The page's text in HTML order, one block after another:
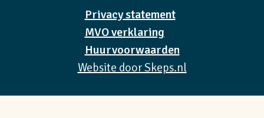
Privacy statement
MVO verklaring
Huurvoorwaarden
Website door Skeps.nl